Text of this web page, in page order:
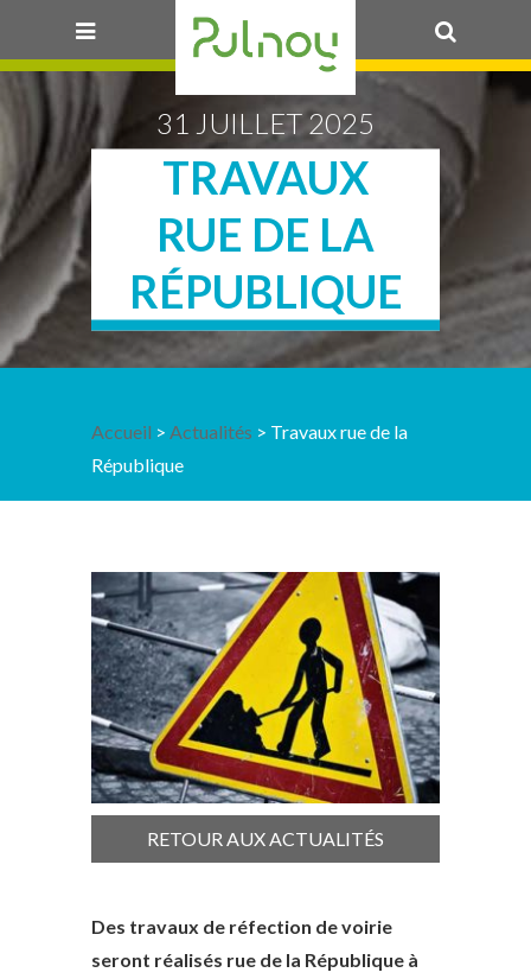
31 JUILLET 2025
TRAVAUX
RUE DE LA
RÉPUBLIQUE
Accueil >Actualités > Travaux rue de la
République
RETOUR AUX ACTUALITÉS
Des travaux de réfection de voirie
seront réalisés rue de la République à